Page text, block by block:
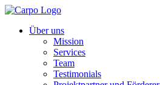
Über uns
Mission
Services
Team
Testimonials